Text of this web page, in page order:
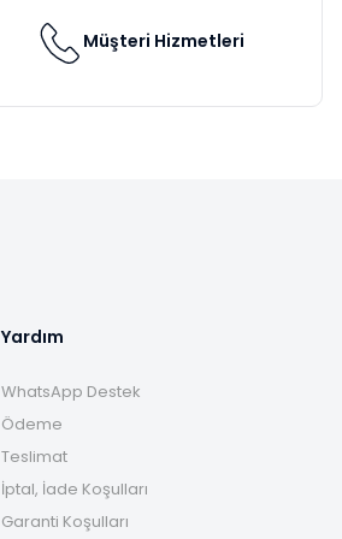
Müşteri Hizmetleri
Yardım
WhatsApp Destek
Ödeme
Teslimat
İptal, İade Koşulları
Garanti Koşulları